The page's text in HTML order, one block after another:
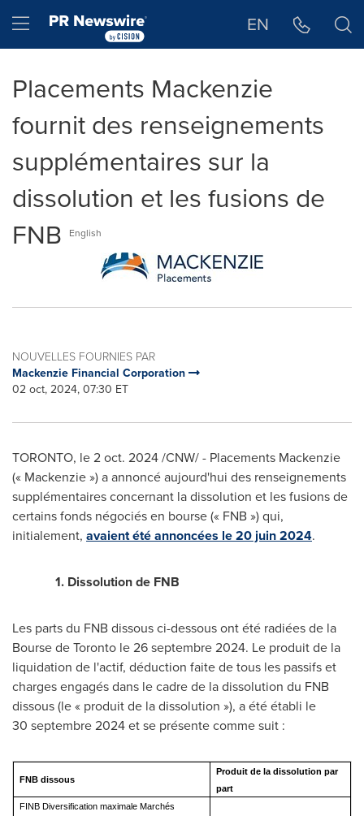
Hamburger menu EN
Placements Mackenzie
fournit des renseignements
supplémentaires sur la
dissolution et les fusions de
FNB
English
NOUVELLES FOURNIES PAR
Mackenzie Financial Corporation
02 oct, 2024, 07:30 ET
TORONTO, le2 oct. 2024/CNW/ - Placements Mackenzie
(« Mackenzie ») a annoncé aujourd'hui des renseignements
supplémentaires concernant la dissolution et les fusions de
certains fonds négociés en bourse (« FNB ») qui,
initialement, avaient été annoncées le 20 juin 2024.
1. Dissolution de FNB
Les parts du FNB dissous ci-dessous ont été radiées de la
Bourse deToronto le 26 septembre 2024. Le produit de la
liquidation de l'actif, déduction faite de tous les passifs et
charges engagés dans le cadre de la dissolution du FNB
dissous (le « produit de la dissolution »), a été établi le
30 septembre 2024 et se présente comme suit :
FNB dissous
Produit de la dissolution par
part
FINB Diversification maximale Marchés